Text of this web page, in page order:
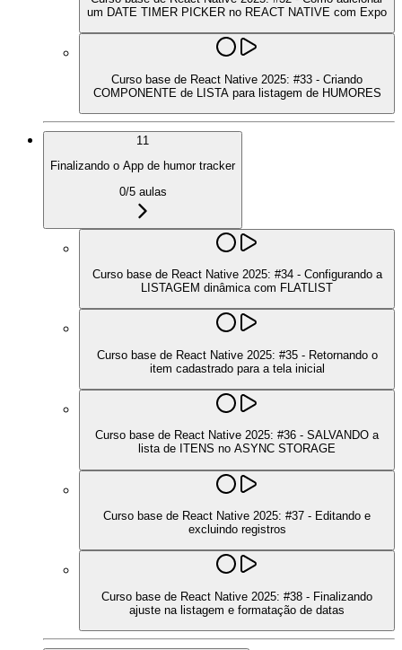
um DATE TIMER PICKER no REACT NATIVE com Expo
Curso base de React Native 2025: #33 - Criando
COMPONENTE de LISTA para listagem de HUMORES
11
Finalizando o App de humor tracker
0/5aulas
Curso base de React Native 2025: #34 - Configurando a
LISTAGEM dinâmica com FLATLIST
Curso base de React Native 2025: #35 - Retornando o
item cadastrado para a tela inicial
Curso base de React Native 2025: #36 - SALVANDO a
lista de ITENS no ASYNC STORAGE
Curso base de React Native 2025: #37 - Editando e
excluindo registros
Curso base de React Native 2025: #38 - Finalizando
ajuste na listagem e formatação de datas